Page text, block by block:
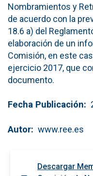
Nombramientos y
de acuerdo con la
18.6 a) del
elaboración de un
Comisión, en este
ejercicio 2017, que
documento.
Fecha Publicación
Autor www.ree.es
Descargar